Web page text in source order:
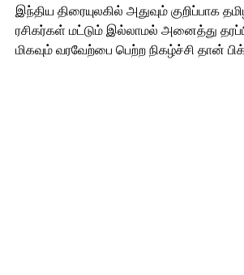
இந்திய திரையுலகில் அதுவும் குறிப்பாக
ரசிகர்கள் மட்டும் இல்லாமல் அனைத்து
மிகவும் வரவேற்பை பெற்ற நிகழ்ச்சி தான்